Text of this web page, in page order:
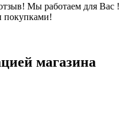
Мы работаем для Вас !
покупками!
магазина